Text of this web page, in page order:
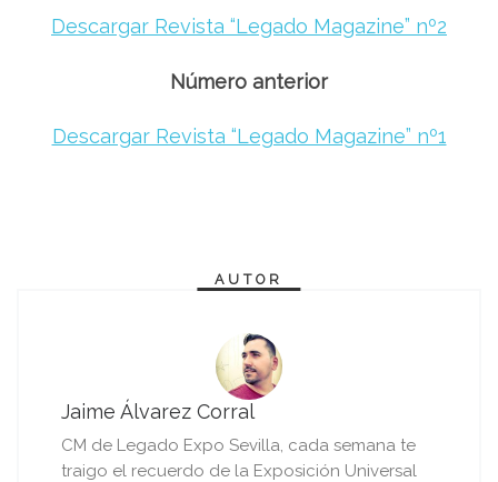
Descargar Revista “Legado Magazine” nº2
Número anterior
Descargar Revista “Legado Magazine” nº1
AUTOR
Jaime Álvarez Corral
CM de Legado Expo Sevilla, cada semana te
traigo el recuerdo de la Exposición Universal